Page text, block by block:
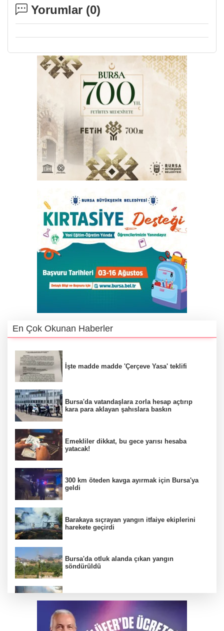
Yorumlar (0)
En Çok Okunan Haberler
İşte madde madde 'Çerçeve Yasa' teklifi
Bursa'da vatandaşlara zorla hesap açtırıp
kara para aklayan şahıslara baskın
Emekliler dikkat, bu gece yarısı hesaba
yatacak!
300 km öteden kavga ayırmak için Bursa'ya
geldi
Barakaya sıçrayan yangın itfaiye ekiplerini
harekete geçirdi
Bursa'da otluk alanda çıkan yangın
söndürüldü
Uludağ'da çıkan orman yangını söndürüldü